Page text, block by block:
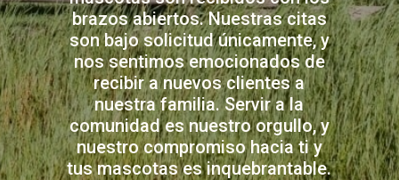
brazos abiertos. Nuestras citas
son bajo solicitud únicamente, y
nos sentimos emocionados de
recibir a nuevos clientes a
nuestra familia. Servir a la
comunidad es nuestro orgullo, y
nuestro compromiso hacia ti y
tus mascotas es inquebrantable.